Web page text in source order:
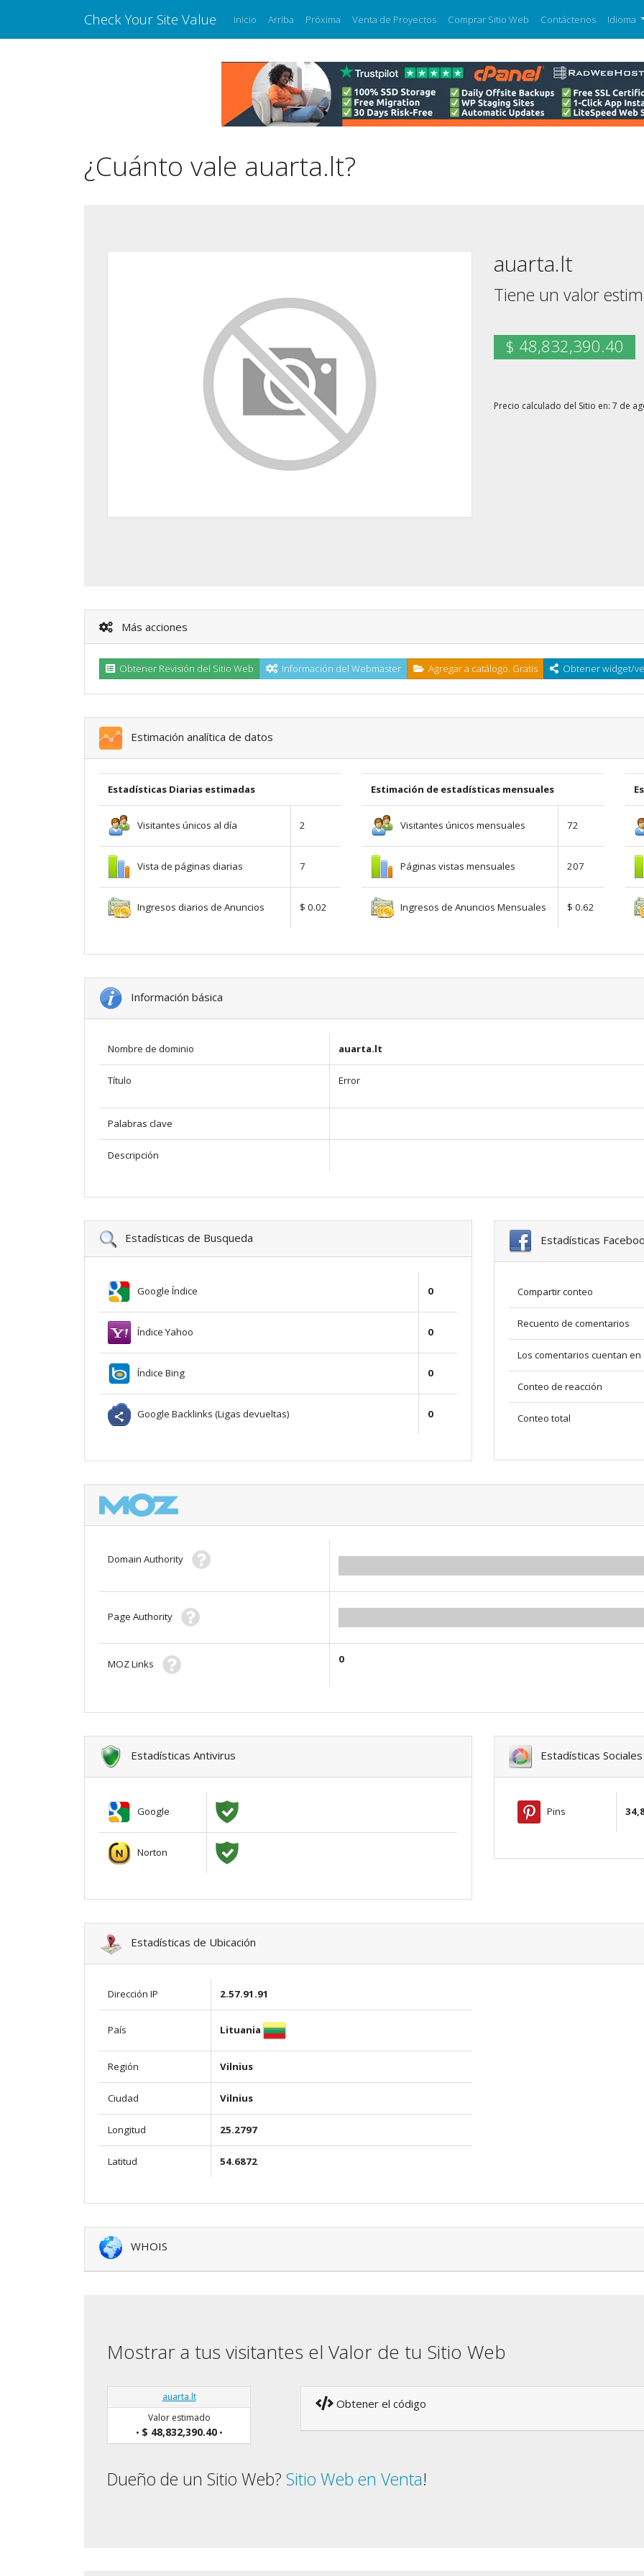
Check Your Site Value Inicio Arriba Próxima Venta de Proyectos Comprar Sitio Web Contáctenos Idioma
¿Cuánto vale auarta.lt?
auarta.lt
Tiene un valor
$ 48,832,390.40
Precio calculado del Sitio en: 7 de
Más acciones
Obtener Revisión del Sitio Web Información del Webmaster Agregar a catálogo. Gratis Obtener widget/
Estimación analítica de datos
Estadísticas Diarias estimadas
Visitantes únicos al día 2
Vista de páginas diarias 7
Ingresos diarios de Anuncios $ 0.02
Estimación de estadísticas mensuales
Visitantes únicos mensuales 72
Páginas vistas mensuales 207
Ingresos de Anuncios Mensuales $ 0.62
Información básica
Nombre de dominio auarta.lt
Título Error
Palabras clave
Descripción
Estadísticas de Busqueda
Google Índice 0
Índice Yahoo 0
Índice Bing 0
Google Backlinks (Ligas devueltas) 0
Estadísticas
Compartir conteo
Recuento de comentarios
Los comentarios cuentan
Conteo de reacción
Conteo total
Domain Authority
Page Authority
MOZ Links 0
Estadísticas Antivirus
Google
Norton
Estadísticas Sociales
Pins
Estadísticas de Ubicación
Dirección IP 2.57.91.91
País Lituania
Región Vilnius
Ciudad Vilnius
Longitud 25.2797
Latitud 54.6872
WHOIS
Mostrar a tus visitantes el Valor de tu Sitio Web
auarta.lt
Valor estimado
• $ 48,832,390.40•
Obtener el código
Dueño de un Sitio Web? Sitio Web en Venta!